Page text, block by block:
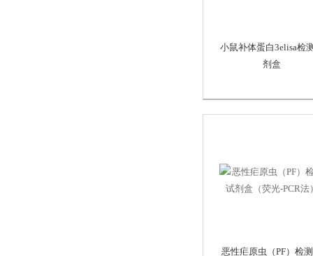
小鼠补体蛋白3elisa检
剂盒
恶性疟原虫（PF）检